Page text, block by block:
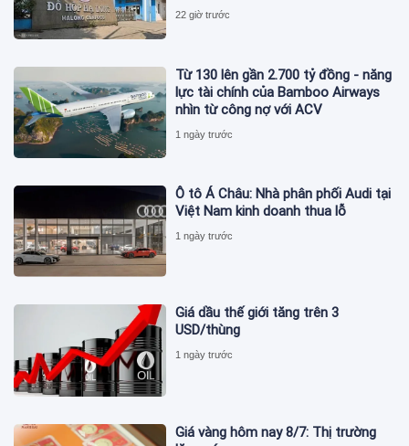
22 giờ trước
Từ 130 lên gần 2.700 tỷ đồng - năng
lực tài chính của Bamboo Airways
nhìn từ công nợ với ACV
1 ngày trước
Ô tô Á Châu: Nhà phân phối Audi tại
Việt Nam kinh doanh thua lỗ
1 ngày trước
Giá dầu thế giới tăng trên 3
USD/thùng
1 ngày trước
Giá vàng hôm nay 8/7: Thị trường